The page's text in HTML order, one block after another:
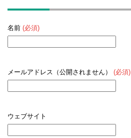
名前 (必須)
メールアドレス（公開されません） (必須)
ウェブサイト